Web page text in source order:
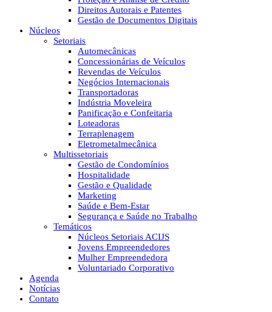
Direitos Autorais e Patentes
Gestão de Documentos Digitais
Núcleos
Setoriais
Automecânicas
Concessionárias de Veículos
Revendas de Veículos
Negócios Internacionais
Transportadoras
Indústria Moveleira
Panificação e Confeitaria
Loteadoras
Terraplenagem
Eletrometalmecânica
Multissetoriais
Gestão de Condomínios
Hospitalidade
Gestão e Qualidade
Marketing
Saúde e Bem-Estar
Segurança e Saúde no Trabalho
Temáticos
Núcleos Setoriais ACIJS
Jovens Empreendedores
Mulher Empreendedora
Voluntariado Corporativo
Agenda
Notícias
Contato